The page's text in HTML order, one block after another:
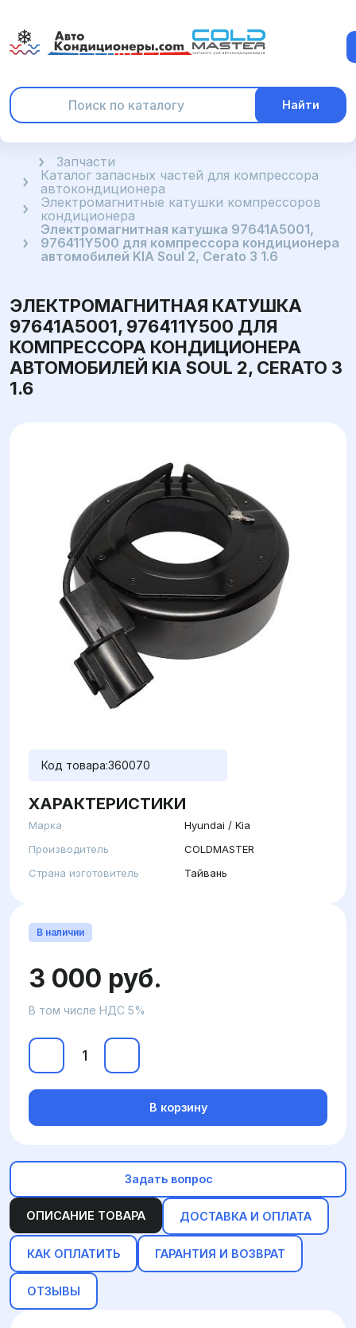
Найти
ГлавнаяЗапчасти
Каталог запасных частей для компрессора
автокондиционера
Электромагнитные катушки компрессоров
кондиционера
Электромагнитная катушка 97641A5001,
976411Y500 для компрессора кондиционера
автомобилей KIA Soul 2, Cerato 3 1.6
ЭЛЕКТРОМАГНИТНАЯ КАТУШКА
97641A5001, 976411Y500 ДЛЯ
КОМПРЕССОРА КОНДИЦИОНЕРА
АВТОМОБИЛЕЙ KIA SOUL 2, CERATO 3
1.6
Код товара:360070
ХАРАКТЕРИСТИКИ
Марка
Hyundai / Kia
Производитель
COLDMASTER
Страна изготовитель
Тайвань
ОПИСАНИЕ ТОВАРА ДОСТАВКА И ОПЛАТА
КАК ОПЛАТИТЬ ГАРАНТИЯ И ВОЗВРАТ
ОТЗЫВЫ
В наличии
3 000 руб.
В том числе НДС 5%
В корзину
Задать вопрос